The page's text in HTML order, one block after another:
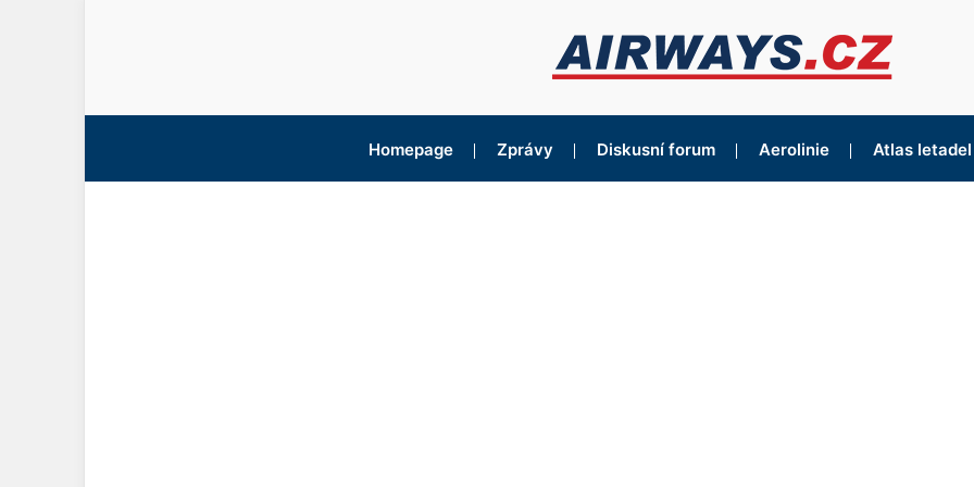
Homepage Zprávy Diskusní forum Aerolinie Atlas letadel